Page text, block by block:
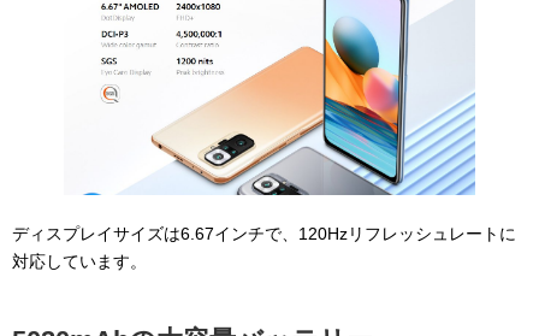
ディスプレイサイズは6.67インチで、120Hzリフレッシュレートに
対応しています。